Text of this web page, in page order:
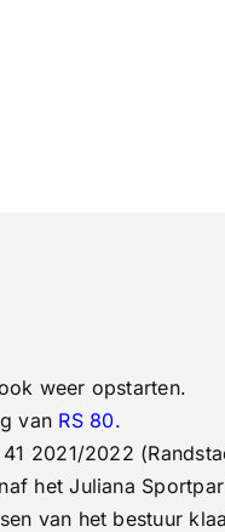
weer opstarten.
van RS 80.
2021/2022
het Juliana
van het bestuur